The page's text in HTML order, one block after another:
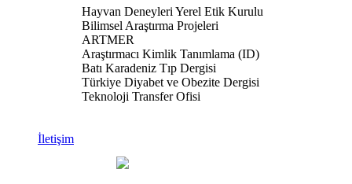
Hayvan Deneyleri Yerel Etik Kurulu
Bilimsel Araştırma Projeleri
ARTMER
Araştırmacı Kimlik Tanımlama (ID)
Batı Karadeniz Tıp Dergisi
Türkiye Diyabet ve Obezite Dergisi
Teknoloji Transfer Ofisi
İletişim